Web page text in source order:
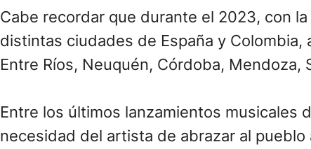
Cabe recordar que durante el 2023, con
distintas ciudades de España y
Entre Ríos, Neuquén, Córdoba, Mendoza,
Entre los últimos lanzamientos musicales
necesidad del artista de abrazar al